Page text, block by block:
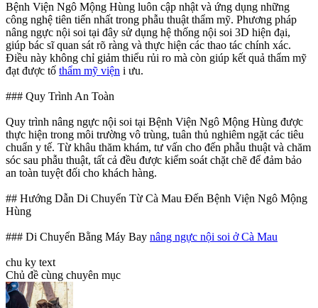
Bệnh Viện Ngô Mộng Hùng luôn cập nhật và ứng dụng những
công nghệ tiên tiến nhất trong phẫu thuật thẩm mỹ. Phương pháp
nâng ngực nội soi tại đây sử dụng hệ thống nội soi 3D hiện đại,
giúp bác sĩ quan sát rõ ràng và thực hiện các thao tác chính xác.
Điều này không chỉ giảm thiểu rủi ro mà còn giúp kết quả thẩm mỹ
đạt được tố thẩm mỹ viện i ưu.
### Quy Trình An Toàn
Quy trình nâng ngực nội soi tại Bệnh Viện Ngô Mộng Hùng được
thực hiện trong môi trường vô trùng, tuân thủ nghiêm ngặt các tiêu
chuẩn y tế. Từ khâu thăm khám, tư vấn cho đến phẫu thuật và chăm
sóc sau phẫu thuật, tất cả đều được kiểm soát chặt chẽ để đảm bảo
an toàn tuyệt đối cho khách hàng.
## Hướng Dẫn Di Chuyển Từ Cà Mau Đến Bệnh Viện Ngô Mộng
Hùng
### Di Chuyển Bằng Máy Bay nâng ngực nội soi ở Cà Mau
chu ky text
Chủ đề cùng chuyên mục